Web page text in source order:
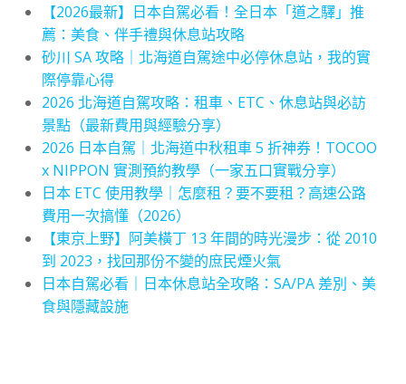
【2026最新】日本自駕必看！全日本「道之驛」推
薦：美食、伴手禮與休息站攻略
砂川 SA 攻略｜北海道自駕途中必停休息站，我的實
際停靠心得
2026 北海道自駕攻略：租車、ETC、休息站與必訪
景點（最新費用與經驗分享）
2026 日本自駕｜北海道中秋租車 5 折神券！TOCOO
x NIPPON 實測預約教學（一家五口實戰分享）
日本 ETC 使用教學｜怎麼租？要不要租？高速公路
費用一次搞懂（2026）
【東京上野】阿美橫丁 13 年間的時光漫步：從 2010
到 2023，找回那份不變的庶民煙火氣
日本自駕必看｜日本休息站全攻略：SA/PA 差別、美
食與隱藏設施